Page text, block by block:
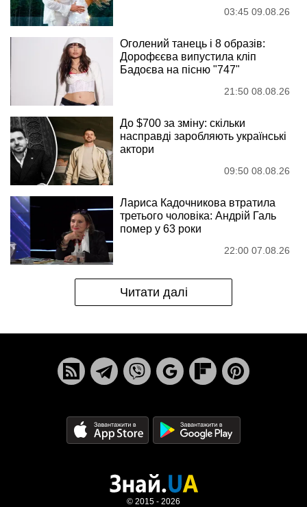
03:45 09.08.26
Оголений танець і 8 образів:
Дорофєєва випустила кліп
Бадоєва на пісню "747"
21:50 08.08.26
До $700 за зміну: скільки
насправді заробляють українські
актори
09:50 08.08.26
Лариса Кадочникова втратила
третього чоловіка: Андрій Галь
помер у 63 роки
22:00 07.08.26
Читати далі
© 2015 - 2026